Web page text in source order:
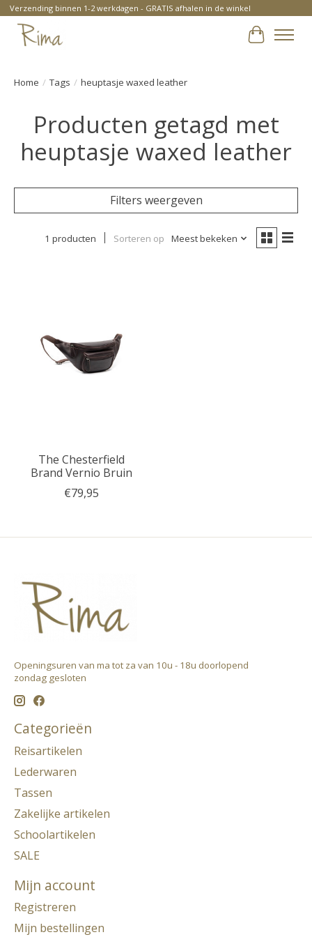
Verzending binnen 1-2 werkdagen - GRATIS afhalen in de winkel
Home / Tags / heuptasje waxed leather
Producten getagd met
heuptasje waxed leather
Filters weergeven
1 producten Sorteren op Meest bekeken
The Chesterfield
Brand Vernio Bruin
€79,95
Openingsuren van ma tot za van 10u - 18u doorlopend ​
zondag gesloten
Categorieën
Reisartikelen
Lederwaren
Tassen
Zakelijke artikelen
Schoolartikelen
SALE
Mijn account
Registreren
Mijn bestellingen